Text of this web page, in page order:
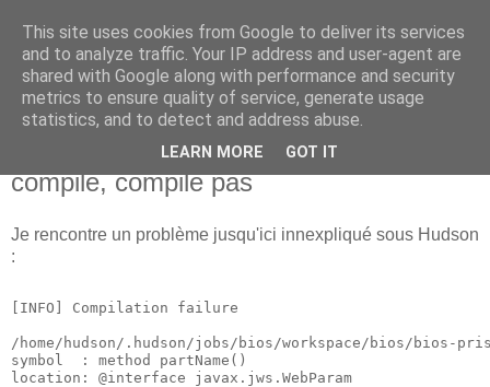
new Blog( perso );
Yet another Java blog, comme on dit
compile, compile pas
Je rencontre un problème jusqu'ici innexpliqué sous Hudson
:
[INFO] Compilation failure
/home/hudson/.hudson/jobs/bios/workspace/bios/bios-
symbol  : method partName()
location: @interface javax.jws.WebParam
This site uses cookies from Google to deliver its services
and to analyze traffic. Your IP address and user-agent are
shared with Google along with performance and security
metrics to ensure quality of service, generate usage
statistics, and to detect and address abuse.
LEARN MORE GOT IT